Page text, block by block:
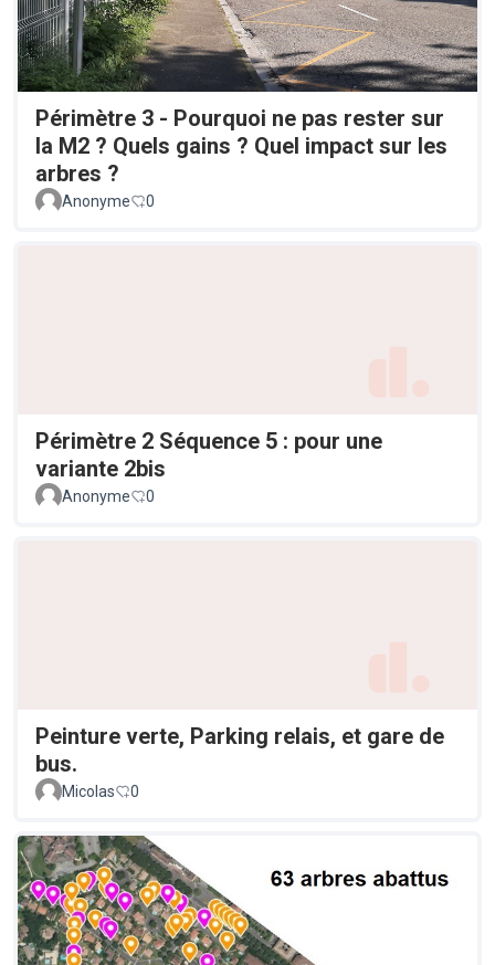
Périmètre 3 - Pourquoi ne pas rester sur
la M2 ? Quels gains ? Quel impact sur les
arbres ?
Anonyme 0
Périmètre 2 Séquence 5 : pour une
variante 2bis
Anonyme 0
Peinture verte, Parking relais, et gare de
bus.
Micolas 0